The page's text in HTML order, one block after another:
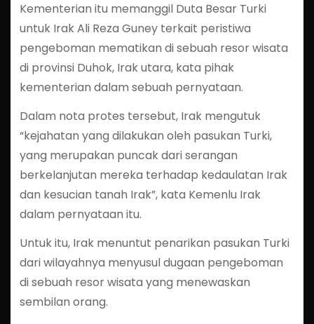
Kementerian itu memanggil Duta Besar Turki
untuk Irak Ali Reza Guney terkait peristiwa
pengeboman mematikan di sebuah resor wisata
di provinsi Duhok, Irak utara, kata pihak
kementerian dalam sebuah pernyataan.
Dalam nota protes tersebut, Irak mengutuk
“kejahatan yang dilakukan oleh pasukan Turki,
yang merupakan puncak dari serangan
berkelanjutan mereka terhadap kedaulatan Irak
dan kesucian tanah Irak”, kata Kemenlu Irak
dalam pernyataan itu.
Untuk itu, Irak menuntut penarikan pasukan Turki
dari wilayahnya menyusul dugaan pengeboman
di sebuah resor wisata yang menewaskan
sembilan orang.